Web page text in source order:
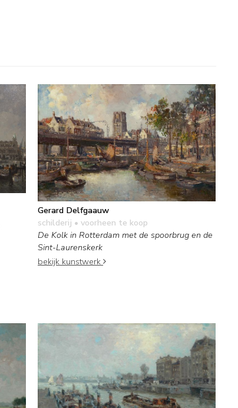
Gerard Delfgaauw
schilderij • voorheen te koop
De Kolk in Rotterdam met de spoorbrug en de
Sint-Laurenskerk
bekijk kunstwerk